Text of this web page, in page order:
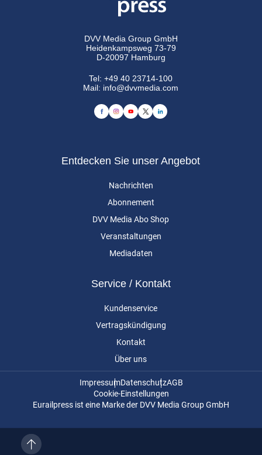
DVV Media Group GmbH
Heidenkampsweg 73-79
D-20097 Hamburg
Tel:+49 40 23714-100
Mail: info@dvvmedia.com
Entdecken Sie unser Angebot
Nachrichten
Abonnement
DVV Media Abo Shop
Veranstaltungen
Mediadaten
Service / Kontakt
Kundenservice
Vertragskündigung
Kontakt
Über uns
ImpressumDatenschutzAGB
Cookie-Einstellungen
Eurailpress ist eine Marke der DVV Media Group GmbH